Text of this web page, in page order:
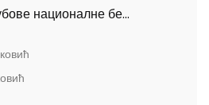
националне бе...